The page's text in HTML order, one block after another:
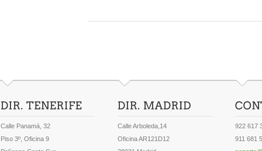
Calle Panamá, 32
Piso 3º, Oficina 9
Calle Arboleda,14
Oficina AR121D12
922 617
911 681